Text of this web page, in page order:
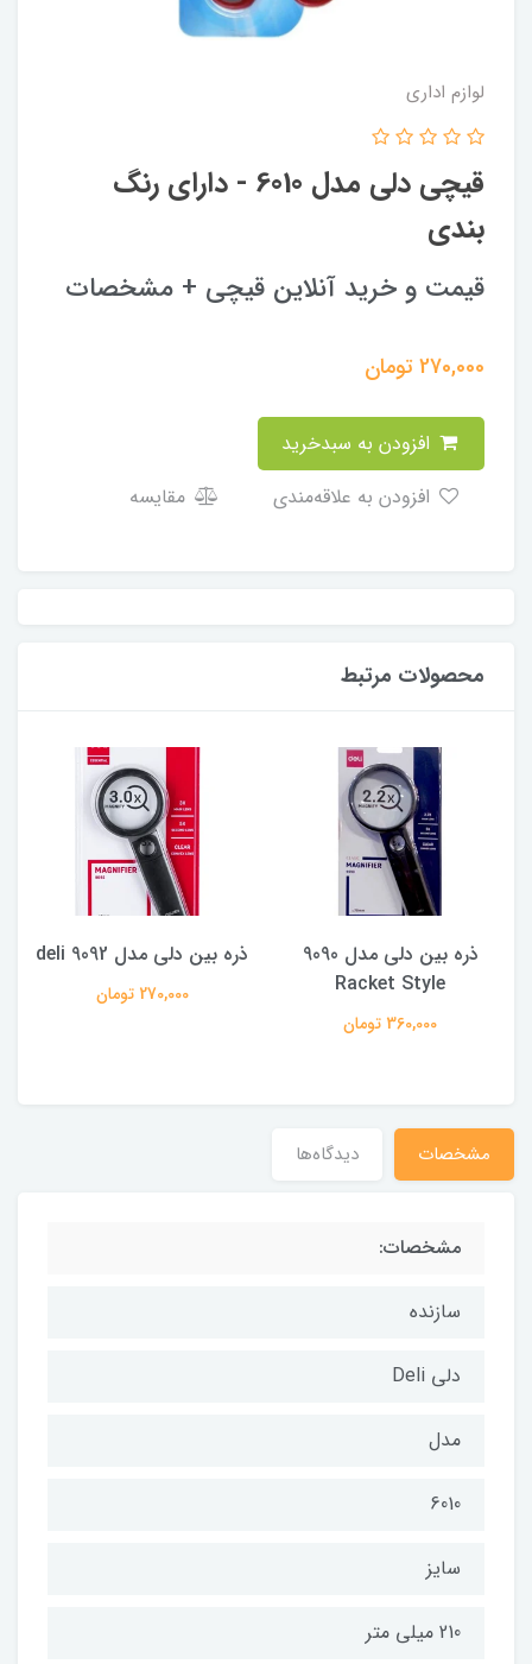
لوازم اداری
قیچی دلی مدل 6010 - دارای رنگ
بندی
قیمت و خرید آنلاین قیچی + مشخصات
270,000تومان
مقایسه
محصولات مرتبط
ذره بین دلی مدل 9090
Racket Style
360,000 تومان
ذره بین دلی مدل 9092 deli
270,000 تومان
مشخصات دیدگاه‌ها
مشخصات:
سازنده
دلی Deli
مدل
6010
سایز
210 میلی متر